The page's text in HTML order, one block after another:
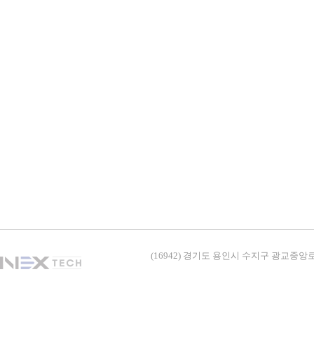
(16942) 경기도 용인시 수지구 광교중앙